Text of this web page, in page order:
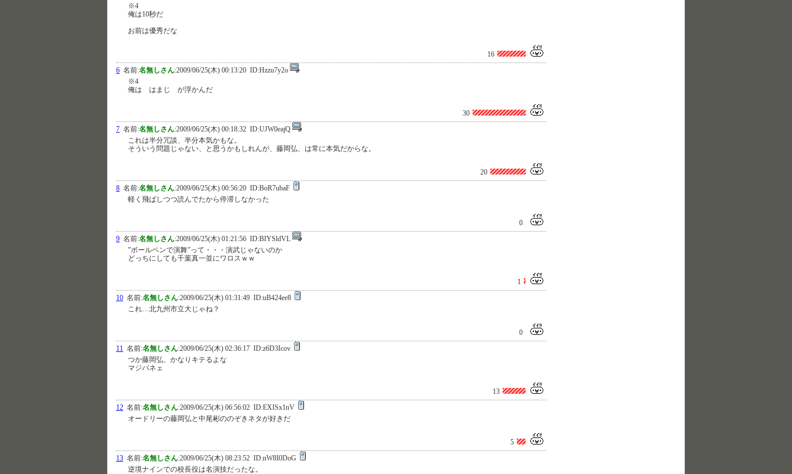
※4
俺は10秒だ
お前は優秀だな
16
6 名前:名無しさん:2009/06/25(木) 00:13:20 ID:Hzzu7y2o
※4
俺は はまじ が浮かんだ
30
7 名前:名無しさん:2009/06/25(木) 00:18:32 ID:UJW0eajQ
これは半分冗談、半分本気かもな。
そういう問題じゃない、と思うかもしれんが、藤岡弘、は常に本気だからな。
20
8 名前:名無しさん:2009/06/25(木) 00:56:20 ID:BoR7ubaF
軽く飛ばしつつ読んでたから停滞しなかった
0
9 名前:名無しさん:2009/06/25(木) 01:21:56 ID:BIYSldVL
”ボールペンで演舞”って・・・演武じゃないのか
どっちにしても千葉真一並にワロスｗｗ
1
10 名前:名無しさん:2009/06/25(木) 01:31:49 ID:uB424ee8
これ…北九州市立大じゃね？
0
11 名前:名無しさん:2009/06/25(木) 02:36:17 ID:z6D3Icov
つか藤岡弘、かなりキテるよな
マジパネェ
13
12 名前:名無しさん:2009/06/25(木) 06:56:02 ID:EXISx1nV
オードリーの藤岡弘と中尾彬ののぞきネタが好きだ
5
13 名前:名無しさん:2009/06/25(木) 08:23:52 ID:nW8I0DoG
逆境ナインでの校長役は名演技だったな。